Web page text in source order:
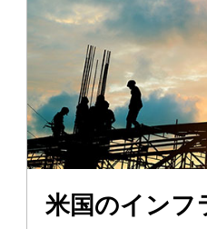
米国のインフ